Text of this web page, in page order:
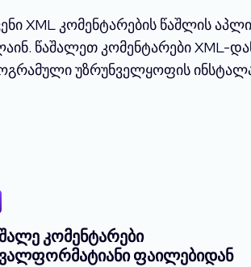
XML კომენტარების წაშლის
წაშალეთ კომენტარები XML-
უზრუნველყოფის
კომენტარები
ფაილებიდან